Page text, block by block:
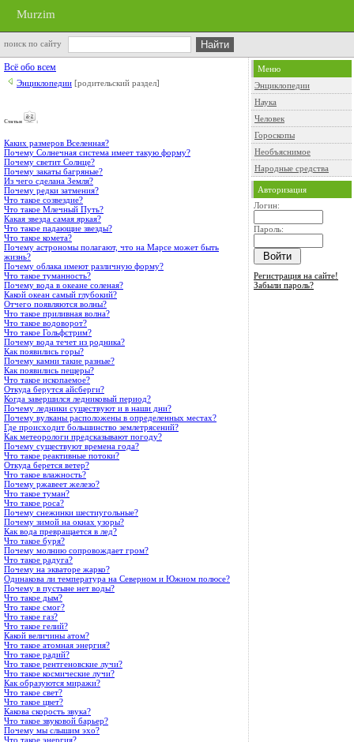
Murzim
поиск по сайту
Всё обо всем
Энциклопедии [родительский раздел]
Cтатьи :
Каких размеров Вселенная?
Почему Солнечная система имеет такую форму?
Почему светит Солнце?
Почему закаты багряные?
Из чего сделана Земля?
Почему редки затмения?
Что такое созвездие?
Что такое Млечный Путь?
Какая звезда самая яркая?
Что такое падающие звезды?
Что такое комета?
Почему астрономы полагают, что на Марсе может быть
жизнь?
Почему облака имеют различную форму?
Что такое туманность?
Почему вода в океане соленая?
Какой океан самый глубокий?
Отчего появляются волны?
Что такое приливная волна?
Что такое водоворот?
Что такое Гольфстрим?
Почему вода течет из родника?
Как появились горы?
Почему камни такие разные?
Как появились пещеры?
Что такое ископаемое?
Откуда берутся айсберги?
Когда завершился ледниковый период?
Почему ледники существуют и в наши дни?
Почему вулканы расположены в определенных местах?
Где происходит большинство землетрясений?
Как метеорологи предсказывают погоду?
Почему существуют времена года?
Что такое реактивные потоки?
Откуда берется ветер?
Что такое влажность?
Почему ржавеет железо?
Что такое туман?
Что такое роса?
Почему снежинки шестиугольные?
Почему зимой на окнах узоры?
Как вода превращается в лед?
Что такое буря?
Почему молнию сопровождает гром?
Что такое радуга?
Почему на экваторе жарко?
Одинакова ли температура на Северном и Южном полюсе?
Почему в пустыне нет воды?
Что такое дым?
Что такое смог?
Что такое газ?
Что такое гелий?
Какой величины атом?
Что такое атомная энергия?
Что такое радий?
Что такое рентгеновские лучи?
Что такое космические лучи?
Как образуются миражи?
Что такое свет?
Что такое цвет?
Какова скорость звука?
Что такое звуковой барьер?
Почему мы слышим эхо?
Что такое энергия?
Меню
Энциклопедии
Наука
Человек
Гороскопы
Необъяснимое
Народные средства
Авторизация
Логин:
Пароль:
Регистрация на сайте!
Забыли пароль?